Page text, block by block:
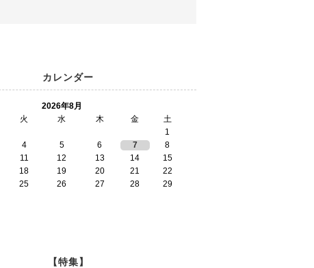
カレンダー
2026年8月
火 水 木 金
土
1
4 5 6 7
8
11 12 13 14
15
18 19 20 21
22
25 26 27 28
29
【特集】